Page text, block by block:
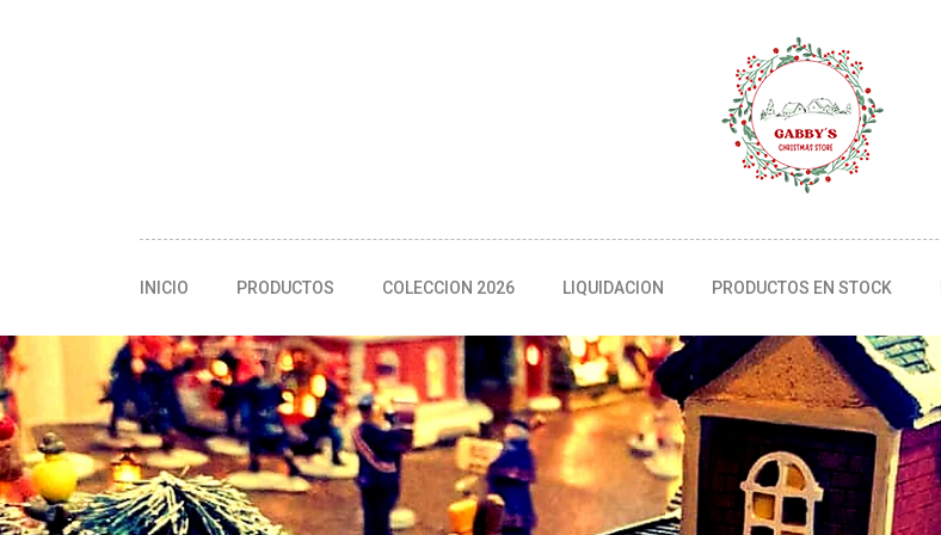
INICIO PRODUCTOS COLECCION 2026 LIQUIDACION PRODUCTOS EN STOCK